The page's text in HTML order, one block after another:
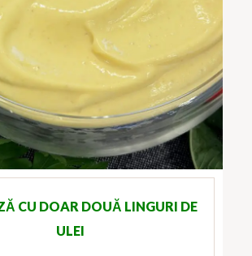
CU DOAR DOUĂ LINGURI DE
ULEI